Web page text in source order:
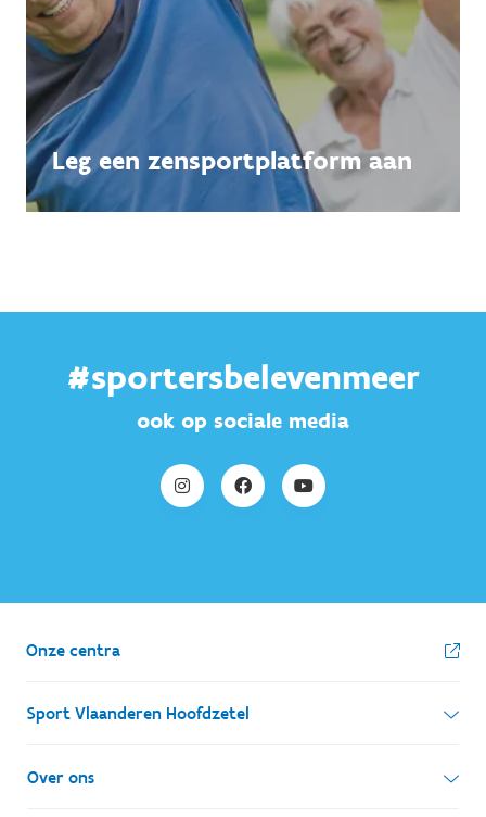
Leg een zensport­platform aan
#sportersbelevenmeer
ook op sociale media
Onze centra
Sport Vlaanderen Hoofdzetel
Simon Bolivarlaan 17
1000 Brussel
Over ons